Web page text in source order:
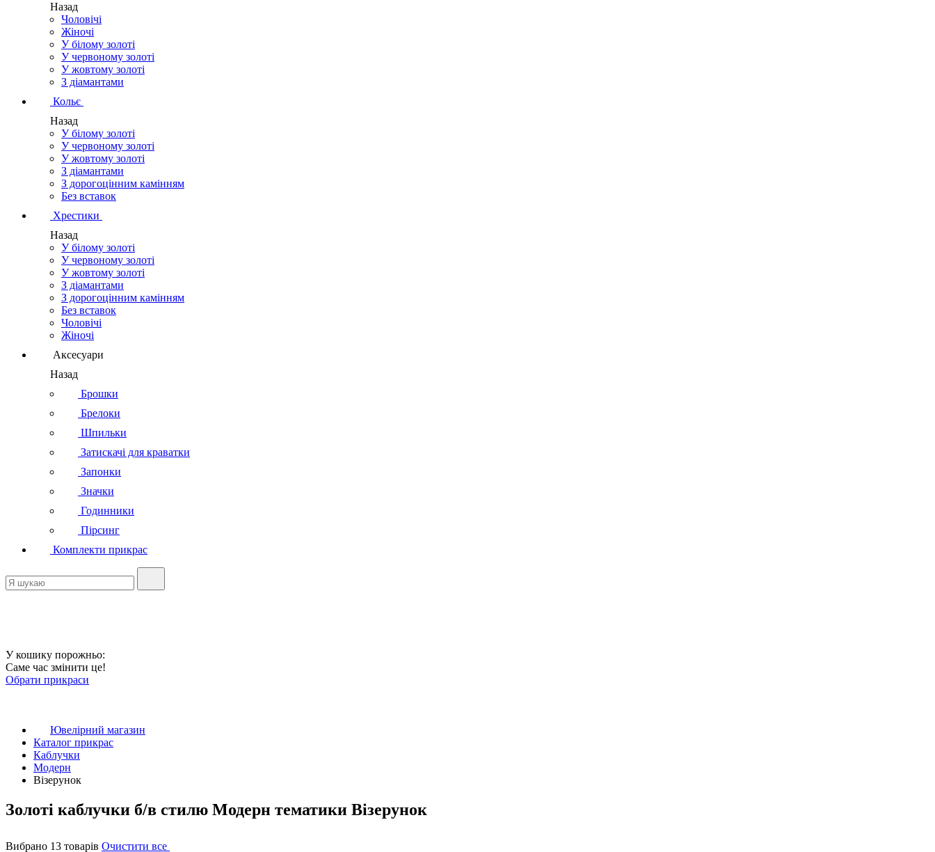
Назад
Чоловічі
Жіночі
У білому золоті
У червоному золоті
У жовтому золоті
З діамантами
Кольє
Назад
У білому золоті
У червоному золоті
У жовтому золоті
З діамантами
З дорогоцінним камінням
Без вставок
Хрестики
Назад
У білому золоті
У червоному золоті
У жовтому золоті
З діамантами
З дорогоцінним камінням
Без вставок
Чоловічі
Жіночі
Аксесуари
Назад
Брошки
Брелоки
Шпильки
Затискачі для краватки
Запонки
Значки
Годинники
Пірсинг
Комплекти прикрас
У кошику порожньо:
Саме час змінити це!
Обрати прикраси
Ювелірний магазин
Каталог прикрас
Каблучки
Модерн
Візерунок
Золоті каблучки б/в стилю Модерн тематики Візерунок
Вибрано 13 товарів Очистити все